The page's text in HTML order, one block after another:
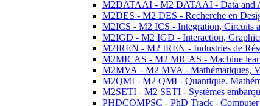
M2DATAAI - M2 DATAAI - Data and
M2DES - M2 DES - Recherche en
M2ICS - M2 ICS - Integration, Circuits
M2IGD - M2 IGD - Interaction,
M2IREN - M2 IREN - Industries de
M2MICAS - M2 MICAS - Machine
M2MVA - M2 MVA - Mathématiques,
M2QMI - M2 QMI - Quantique,
M2SETI - M2 SETI - Systèmes
PHDCOMPSC - PhD Track - Computer